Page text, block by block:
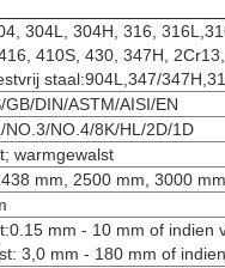
304L, 304H, 316,
410S, 430, 347H,
staal:904L,347/
GB/DIN/ASTM/AISI/EN
NO.3/NO.4/8K/HL/2D/1D
warmgewalst
mm, 2500 mm, 3000
mm - 10 mm of indien
3,0 mm - 180 mm of